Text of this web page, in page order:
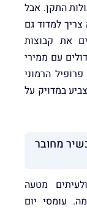
התקן. אבל
למדוד גם
את קבוצות
עם ממירי
הרמוני
במדויק על
מחובר
מטעה
עומסי יום